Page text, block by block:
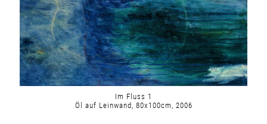
Im Fluss 1
Öl auf Leinwand, 80x100cm, 2006